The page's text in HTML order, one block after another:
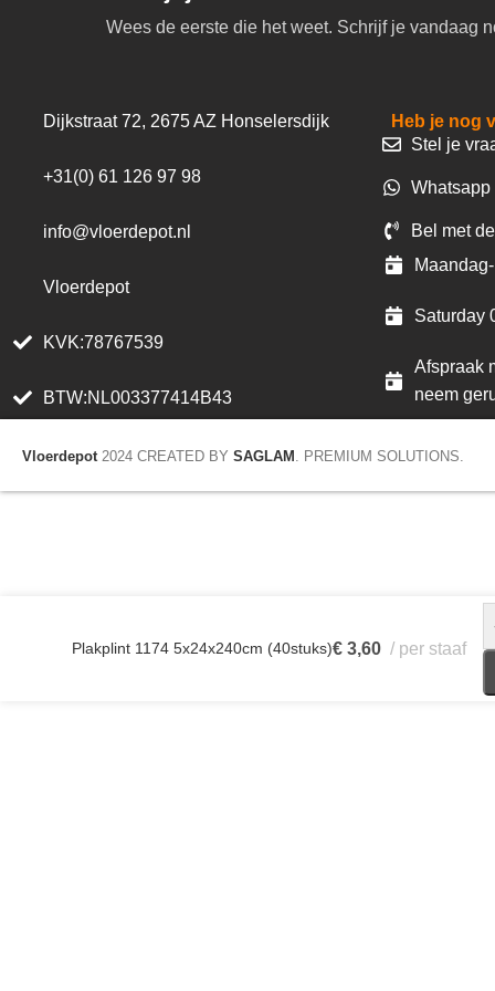
Wees de eerste die het weet. Schrijf je vandaag
Dijkstraat 72, 2675 AZ Honselersdijk
+31(0) 61 126 97 98
info@vloerdepot.nl
Vloerdepot
KVK:78767539
BTW:NL003377414B43
Heb je nog
Stel je
Bel met
Saturday
Afspraak
neem
Vloerdepot 2024 CREATED BY SAGLAM . PREMIUM SOLUTIONS.
Plakplint 1174 5x24x240cm (40stuks)€ 3,60 per staaf